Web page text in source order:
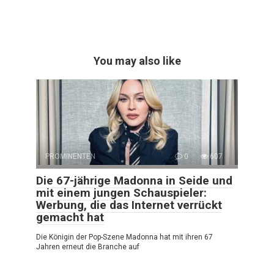
You may also like
PROMINENTEN 0 607
Die 67-jährige Madonna in Seide und
mit einem jungen Schauspieler:
Werbung, die das Internet verrückt
gemacht hat
Die Königin der Pop-Szene Madonna hat mit ihren 67
Jahren erneut die Branche auf